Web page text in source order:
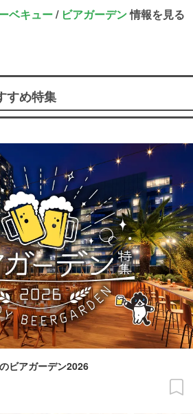
ベキュー/ ビアガーデン情報を見る
すめ特集
ビアガーデン2026